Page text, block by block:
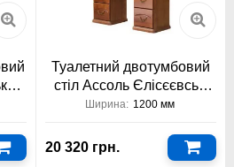
Туалетний двотумбовий
стіл Ассоль Єлісєєвські
Меблі
Ширина: 1200 мм
20 320 грн.